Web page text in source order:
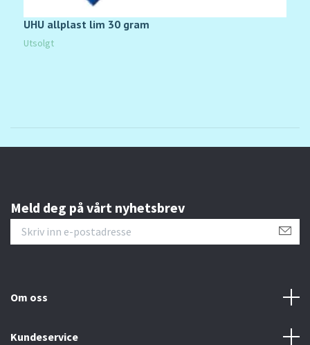
UHU allplast lim 30 gram
Utsolgt
Meld deg på vårt nyhetsbrev
Om oss
Kundeservice